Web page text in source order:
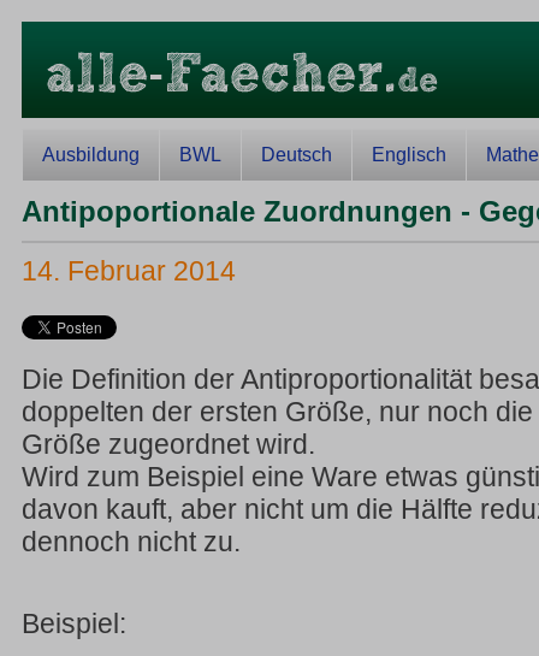
Ausbildung BWL Deutsch Englisch Mathe
Antipoportionale Zuordnungen -
14. Februar 2014
Die Definition der Antiproportionalität
doppelten der ersten Größe, nur noch
Größe zugeordnet wird.
Wird zum Beispiel eine Ware etwas
davon kauft, aber nicht um die Hälfte
dennoch nicht zu.
Beispiel: